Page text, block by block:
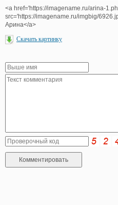
<a href='https://imagename.ru/arina-
src='https://imagename.ru/imgbig/
Арина</a>
Скачать картинку